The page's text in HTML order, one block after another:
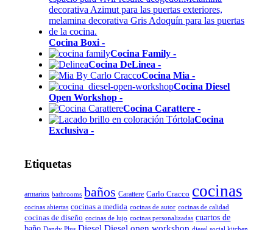
Cocina Boxi -
Cocina Family -
Cocina DeLinea -
Cocina Mia -
Cocina Diesel
Open Workshop -
Cocina Carattere -
Cocina
Exclusiva -
Etiquetas
armarios bathrooms baños Carattere Carlo Cracco cocinas
cocinas abiertas cocinas a medida cocinas de autor cocinas de calidad
cocinas de diseño cocinas de lujo cocinas personalizadas cuartos de